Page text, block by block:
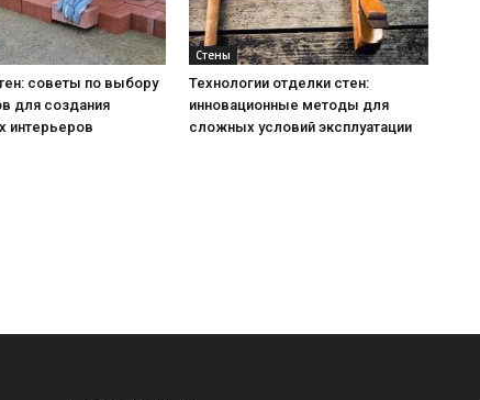
советы по выбору
для создания
интерьеров
Стены
Технологии отделки стен:
инновационные методы для
сложных условий эксплуатации